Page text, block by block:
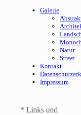
Galerie
Natur
Street
Kontakt
Impressum
* Links und